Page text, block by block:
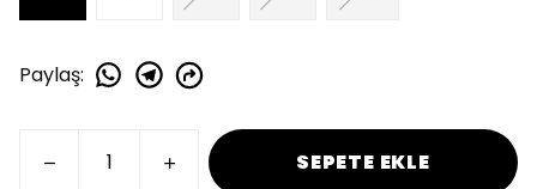
Paylaş:
SEPETE EKLE